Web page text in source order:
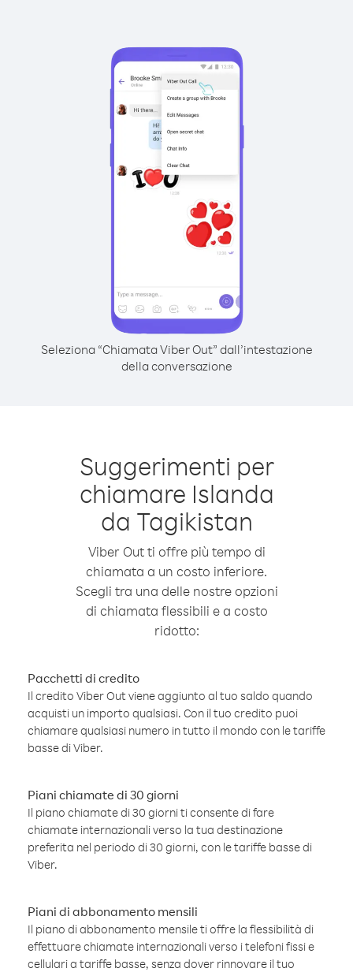
Seleziona “Chiamata Viber Out” dall’intestazione
della conversazione
Suggerimenti per
chiamare Islanda
da Tagikistan
Viber Out ti offre più tempo di
chiamata a un costo inferiore.
Scegli tra una delle nostre opzioni
di chiamata flessibili e a costo
ridotto:
Pacchetti di credito
Il credito Viber Out viene aggiunto al tuo saldo quando
acquisti un importo qualsiasi. Con il tuo credito puoi
chiamare qualsiasi numero in tutto il mondo con le tariffe
basse di Viber.
Piani chiamate di 30 giorni
Il piano chiamate di 30 giorni ti consente di fare
chiamate internazionali verso la tua destinazione
preferita nel periodo di 30 giorni, con le tariffe basse di
Viber.
Piani di abbonamento mensili
Il piano di abbonamento mensile ti offre la flessibilità di
effettuare chiamate internazionali verso i telefoni fissi e
cellulari a tariffe basse, senza dover rinnovare il tuo